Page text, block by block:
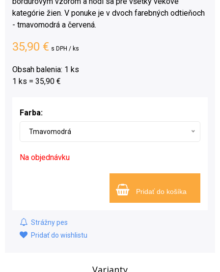
kategórie žien. V ponuke je v dvoch farebných odtieňoch
- tmavomodrá a červená.
35,90 € s DPH / ks
Obsah balenia: 1 ks
1 ks = 35,90 €
Farba:
Tmavomodrá
Na objednávku
Pridať do košíka
Strážny pes
Pridať do wishlistu
Varianty